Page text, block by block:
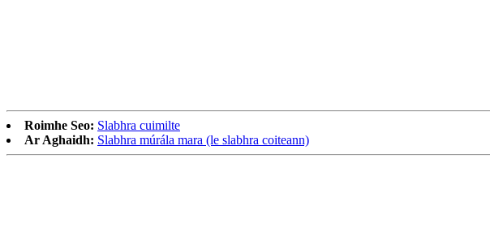
Roimhe Seo: Slabhra cuimilte
Ar Aghaidh: Slabhra múrála mara (le slabhra coiteann)